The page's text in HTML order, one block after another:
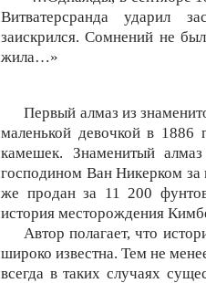
Витватерсранда ударил
заискрился. Сомнений не
жила…»
Первый алмаз из
маленькой девочкой в 1886
камешек. Знаменитый
господином Ван Никерком за
же продан за 11 200
история месторождения
Автор полагает, что
широко известна. Тем не
всегда в таких случаях